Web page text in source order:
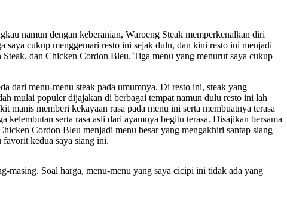
namun dengan keberanian, Waroeng Steak memperkenalkan diri
saya cukup menggemari resto ini sejak dulu, dan kini resto ini menjadi
dan Chicken Cordon Bleu. Tiga menu yang menurut saya cukup
dari menu-menu steak pada umumnya. Di resto ini, steak yang
mulai populer dijajakan di berbagai tempat namun dulu resto ini lah
manis memberi kekayaan rasa pada menu ini serta membuatnya terasa
serta rasa asli dari ayamnya begitu terasa. Disajikan bersama
Cordon Bleu menjadi menu besar yang mengakhiri santap siang
favorit kedua saya siang ini.
masing. Soal harga, menu-menu yang saya cicipi ini tidak ada yang